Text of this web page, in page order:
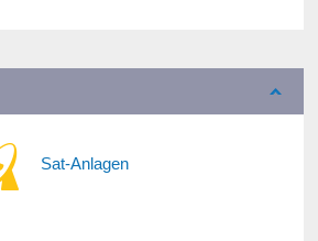
Sat-Anlagen